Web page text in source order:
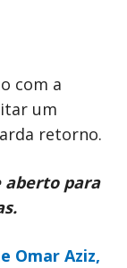
com a
um
retorno.
aberto para
Omar Aziz,